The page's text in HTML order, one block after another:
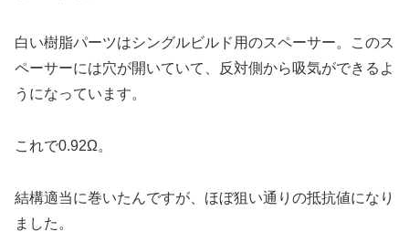
白い樹脂パーツはシングルビルド用のスペーサー。このス
ペーサーには穴が開いていて、反対側から吸気ができるよ
うになっています。
これで0.92Ω。
結構適当に巻いたんですが、ほぼ狙い通りの抵抗値になり
ました。